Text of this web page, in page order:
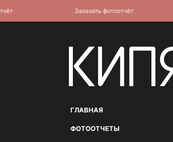
ГЛАВНАЯ
ФОТООТЧЕТЫ
Заказать фотоотчёт